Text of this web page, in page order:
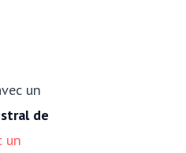
un
de
un